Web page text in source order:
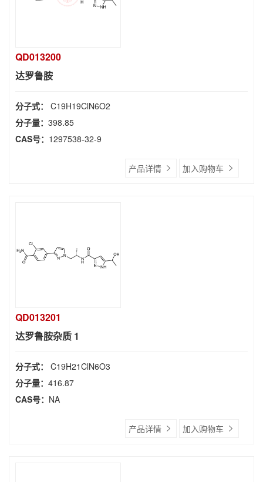
QD013200
达罗鲁胺
分子式： C19H19ClN6O2
分子量： 398.85
CAS号： 1297538-32-9
产品详情 加入购物车
QD013201
达罗鲁胺杂质 1
分子式： C19H21ClN6O3
分子量： 416.87
CAS号： NA
产品详情 加入购物车